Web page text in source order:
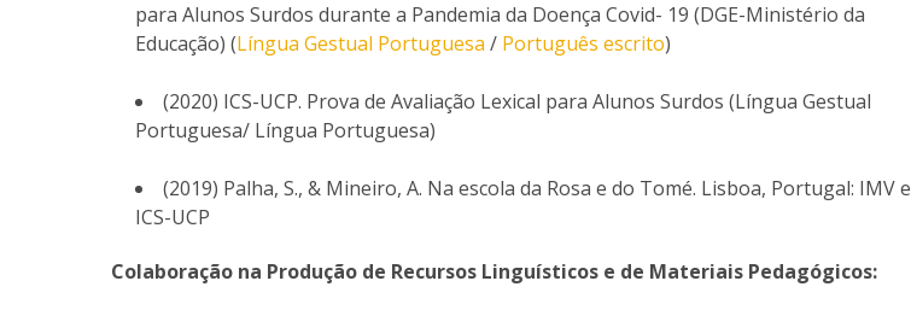
para Alunos Surdos durante a Pandemia da Doença Covid- 19 (DGE-Ministério da
Educação) (Língua Gestual Portuguesa / Português escrito)
(2020) ICS-UCP. Prova de Avaliação Lexical para Alunos Surdos (Língua Gestual
Portuguesa/ Língua Portuguesa)
(2019) Palha, S., & Mineiro, A. Na escola da Rosa e do Tomé. Lisboa, Portugal: IMV e
ICS-UCP
Colaboração na Produção de Recursos Linguísticos e de Materiais Pedagógicos: